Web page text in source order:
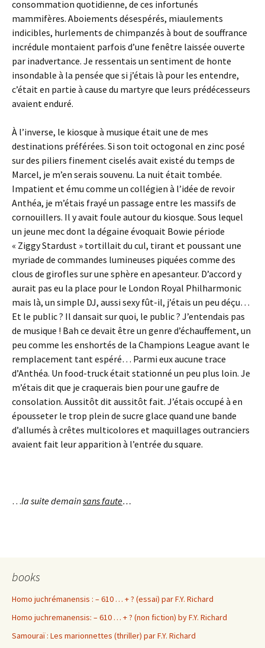
consommation quotidienne, de ces infortunés
mammifères. Aboiements désespérés, miaulements
indicibles, hurlements de chimpanzés à bout de souffrance
incrédule montaient parfois d’une fenêtre laissée ouverte
par inadvertance. Je ressentais un sentiment de honte
insondable à la pensée que si j’étais là pour les entendre,
c’était en partie à cause du martyre que leurs prédécesseurs
avaient enduré.
À l’inverse, le kiosque à musique était une de mes
destinations préférées. Si son toit octogonal en zinc posé
sur des piliers finement ciselés avait existé du temps de
Marcel, je m’en serais souvenu. La nuit était tombée.
Impatient et ému comme un collégien à l’idée de revoir
Anthéa, je m’étais frayé un passage entre les massifs de
cornouillers. Il y avait foule autour du kiosque. Sous lequel
un jeune mec dont la dégaine évoquait Bowie période
« Ziggy Stardust » tortillait du cul, tirant et poussant une
myriade de commandes lumineuses piquées comme des
clous de girofles sur une sphère en apesanteur. D’accord y
aurait pas eu la place pour le London Royal Philharmonic
mais là, un simple DJ, aussi sexy fût-il, j’étais un peu déçu…
Et le public ? Il dansait sur quoi, le public ? J’entendais pas
de musique ! Bah ce devait être un genre d’échauffement, un
peu comme les enshortés de la Champions League avant le
remplacement tant espéré… Parmi eux aucune trace
d’Anthéa. Un food-truck était stationné un peu plus loin. Je
m’étais dit que je craquerais bien pour une gaufre de
consolation. Aussitôt dit aussitôt fait. J’étais occupé à en
épousseter le trop plein de sucre glace quand une bande
d’allumés à crêtes multicolores et maquillages outranciers
avaient fait leur apparition à l’entrée du square.
…la suite demainsans faute…
books
Homo juchrémanensis : – 610 … + ? (essai) par F.Y. Richard
Homo juchremanensis: – 610 … + ? (non fiction) by F.Y. Richard
Samouraï : Les marionnettes (thriller) par F.Y. Richard